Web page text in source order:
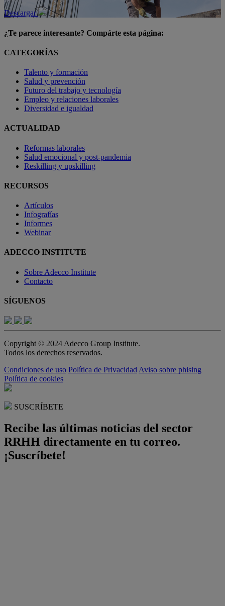
Descargar
¿Te parece interesante? Compárte esta página:
CATEGORÍAS
Talento y formación
Salud y prevención
Futuro del trabajo y tecnología
Empleo y relaciones laborales
Diversidad e igualdad
ACTUALIDAD
Reformas laborales
Salud emocional y post-pandemia
Reskilling y upskilling
RECURSOS
Artículos
Infografías
Informes
Webinar
ADECCO INSTITUTE
Sobre Adecco Institute
Contacto
SÍGUENOS
Copyright © 2024 Adecco Group Institute.
Todos los derechos reservados.
Condiciones de uso Política de Privacidad Aviso sobre phising
Política de cookies
SUSCRÍBETE
Recibe las últimas noticias del sector
RRHH directamente en tu correo.
¡Suscríbete!